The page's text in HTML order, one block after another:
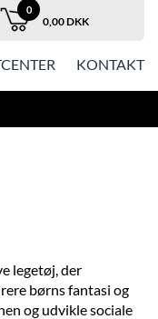
0
0,00 DKK
KONTAKT
legetøj, der
børns fantasi og
og udvikle sociale